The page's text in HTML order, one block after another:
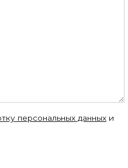
персональных данных и